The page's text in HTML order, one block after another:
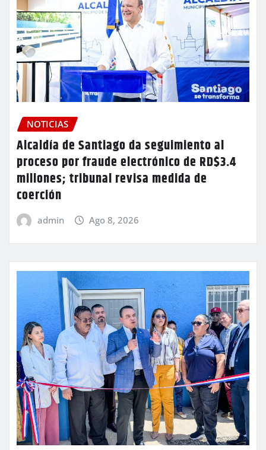
NOTICIAS
Alcaldía de Santiago da seguimiento al
proceso por fraude electrónico de RD$3.4
millones; tribunal revisa medida de
coerción
admin Ago 8, 2026